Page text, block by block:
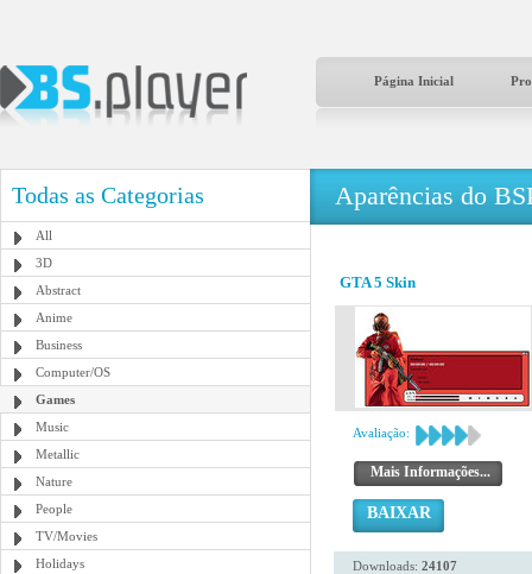
Página Inicial
Todas as Categorias
All
3D
Abstract
Anime
Business
Computer/OS
Games
Music
Metallic
Nature
People
TV/Movies
Holidays
Aparências do
GTA 5 Skin
Avaliação:
Mais Informações...
BAIXAR
Downloads: 24107